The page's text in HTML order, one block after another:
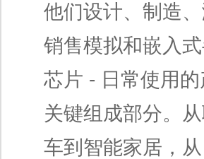
他们设计、制造
销售模拟和嵌入
芯片 - 日常使用的
关键组成部分。
车到智能家居，